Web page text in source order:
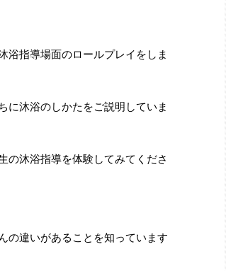
浴指導場面のロールプレイをしま
に沐浴のしかたをご説明していま
の沐浴指導を体験してみてくださ
の違いがあることを知っています